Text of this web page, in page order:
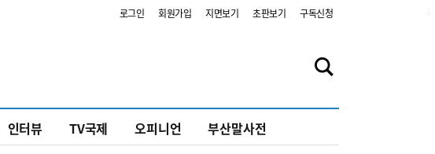
로그인 회원가입 지면보기 초판보기 구독신청
인터뷰 TV국제 오피니언 부산말사전